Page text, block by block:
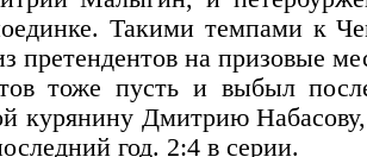
Такими темпами к
претендентов на призовые
тоже пусть и выбыл
курянину Дмитрию
год. 2:4 в серии.